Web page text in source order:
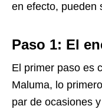
en efecto, pueden
Paso 1: El
El primer paso es
Maluma, lo
par de ocasiones